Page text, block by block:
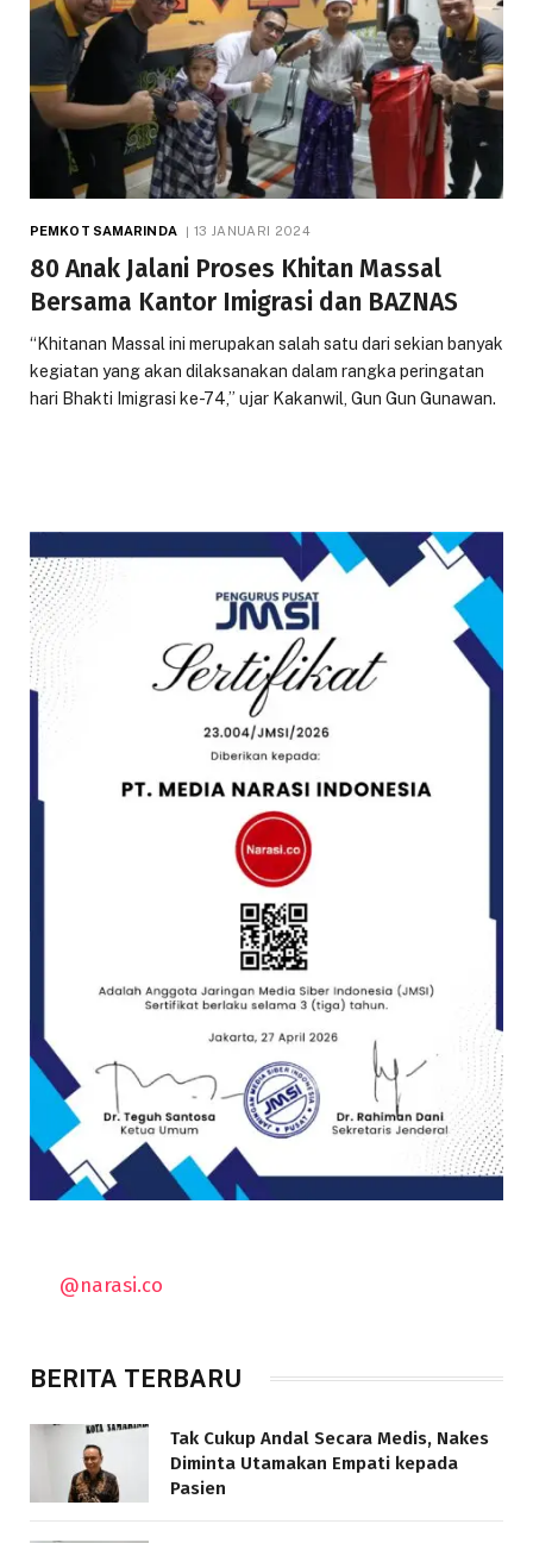
PEMKOT SAMARINDA 13 JANUARI 2024
80 Anak Jalani Proses Khitan Massal
Bersama Kantor Imigrasi dan BAZNAS
“Khitanan Massal ini merupakan salah satu dari sekian banyak
kegiatan yang akan dilaksanakan dalam rangka peringatan
hari Bhakti Imigrasi ke-74,” ujar Kakanwil, Gun Gun Gunawan.
@narasi.co
BERITA TERBARU
Tak Cukup Andal Secara Medis, Nakes
Diminta Utamakan Empati kepada
Pasien